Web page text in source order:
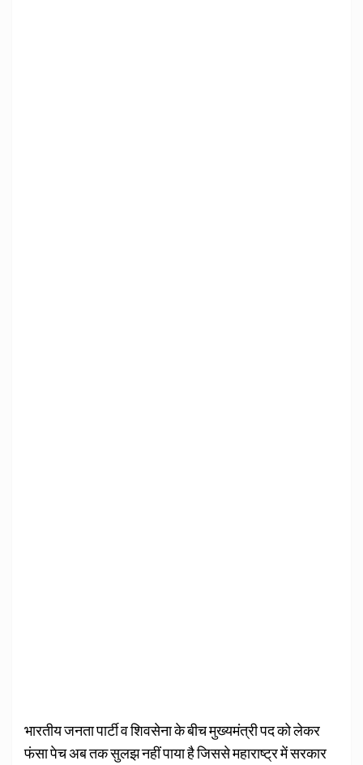
भारतीय जनता पार्टी व शिवसेना के बीच मुख्यमंत्री पद को लेकर
फंसा पेच अब तक सुलझ नहीं पाया है जिससे महाराष्ट्र में सरकार